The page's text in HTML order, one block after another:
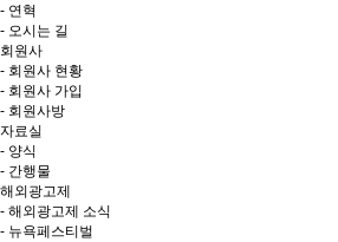
- 연혁
- 오시는 길
회원사
- 회원사 현황
- 회원사 가입
- 회원사방
자료실
- 양식
- 간행물
해외광고제
- 해외광고제 소식
- 뉴욕페스티벌